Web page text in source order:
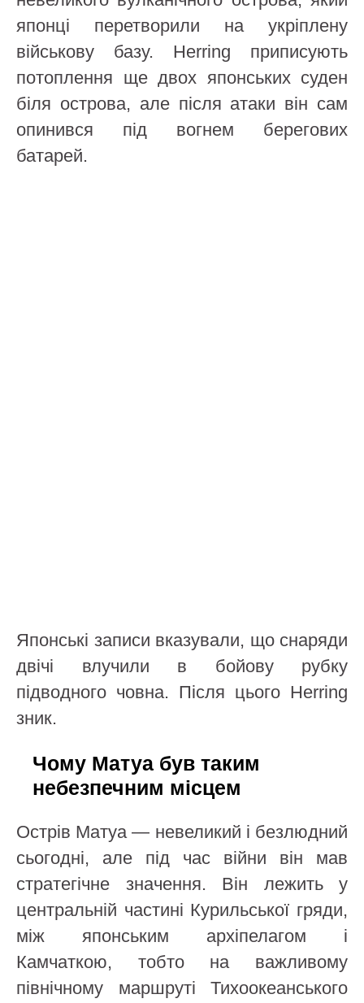
японці перетворили на укріплену
військову базу. Herring приписують
потоплення ще двох японських суден
біля острова, але після атаки він сам
опинився під вогнем берегових
батарей.
Японські записи вказували, що снаряди
двічі влучили в бойову рубку
підводного човна. Після цього Herring
зник.
Чому Матуа був таким
небезпечним місцем
Острів Матуа — невеликий і безлюдний
сьогодні, але під час війни він мав
стратегічне значення. Він лежить у
центральній частині Курильської гряди,
між японським архіпелагом і
Камчаткою, тобто на важливому
північному маршруті Тихоокеанського